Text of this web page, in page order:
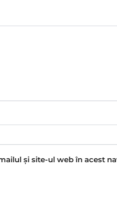
și site-ul web în acest